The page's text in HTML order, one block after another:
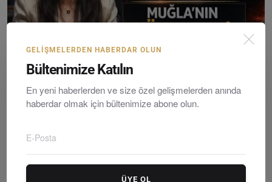
CHP’li Gizem Özcan’dan Meclis’te Sert Maden Çıkışı: ...
Saturday, March 14, 2026 0
GELIŞMELERDEN HABERDAR OLUN
Bültenimize Katılın
En yeni haberlerden ve size özel gelişmelerden anında
haberdar olmak için bültenimize abone olun.
ÜYE OL